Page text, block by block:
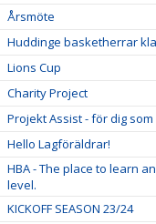
Årsmöte
Huddinge basketherrar
Lions Cup
Charity Project
Projekt Assist - för dig som
Hello Lagföräldrar!
HBA - The place to learn
level.
KICKOFF SEASON 23/24